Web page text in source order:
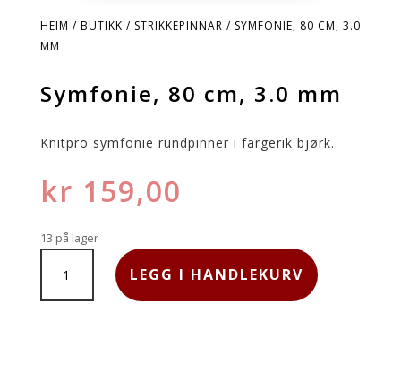
HEIM / BUTIKK / STRIKKEPINNAR / SYMFONIE, 80 CM, 3.0
MM
Symfonie, 80 cm, 3.0 mm
Knitpro symfonie rundpinner i fargerik bjørk.
kr 159,00
13 på lager
CM,
LEGG I HANDLEKURV